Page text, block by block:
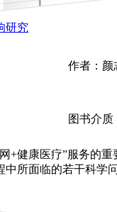
研究
作者：颜
图书介质
+健康医疗”服务的
所面临的若干科学